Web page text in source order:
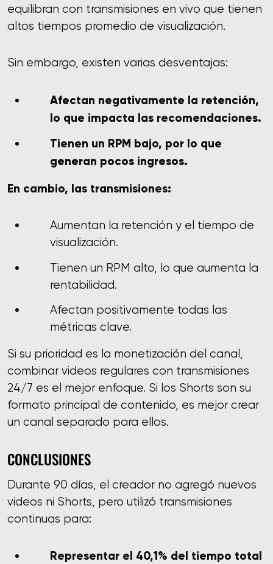
equilibran con transmisiones en vivo que tienen
altos tiempos promedio de visualización.
Sin embargo, existen varias desventajas:
Afectan negativamente la retención,
lo que impacta las recomendaciones.
Tienen un RPM bajo, por lo que
generan pocos ingresos.
En cambio, las transmisiones:
Aumentan la retención y el tiempo de
visualización.
Tienen un RPM alto, lo que aumenta la
rentabilidad.
Afectan positivamente todas las
métricas clave.
Si su prioridad es la monetización del canal,
combinar videos regulares con transmisiones
24/7 es el mejor enfoque. Si los Shorts son su
formato principal de contenido, es mejor crear
un canal separado para ellos.
CONCLUSIONES
Durante 90 días, el creador no agregó nuevos
videos ni Shorts, pero utilizó transmisiones
continuas para:
Representar el 40,1% del tiempo total